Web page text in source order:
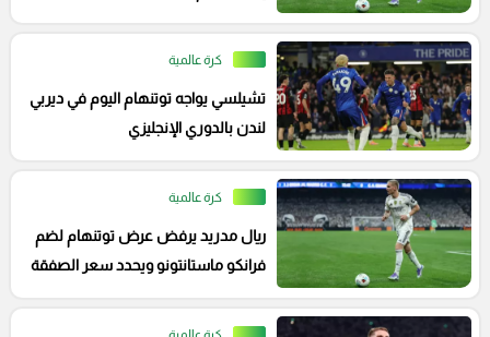
كرة عالمية
تشيلسي يواجه توتنهام اليوم في ديربي
لندن بالدوري الإنجليزي
كرة عالمية
ريال مدريد يرفض عرض توتنهام لضم
فرانكو ماستانتونو ويحدد سعر الصفقة